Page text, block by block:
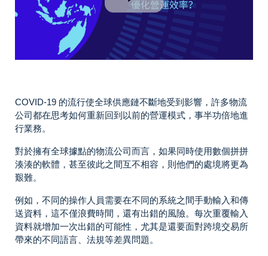
COVID-19 的流行使全球供應鏈不斷地受到影響，許多物流
公司都在思考如何重新回到以前的營運模式，事半功倍地進
行業務。
對於擁有全球據點的物流公司而言，如果同時使用數個拼拼
湊湊的軟體，甚至彼此之間互不相容，則他們的處境將更為
艱難。
例如，不同的操作人員需要在不同的系統之間手動輸入和傳
送資料，這不僅浪費時間，還有出錯的風險。每次重覆輸入
資料就增加一次出錯的可能性，尤其是還要面對跨境交易所
帶來的不同語言、法規等差異問題。